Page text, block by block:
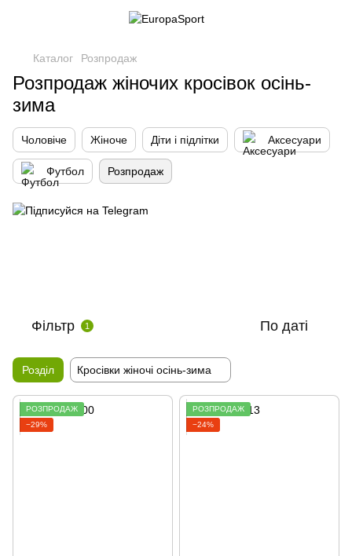
Каталог Розпродаж
Розпродаж жіночих кросівок осінь-
зима
Чоловіче Жіноче Діти і підлітки Аксесуари
Футбол Розпродаж
Фільтр 1 По даті
Розділ Кросівки жіночі осінь-зима
РОЗПРОДАЖ
−29%
РОЗПРОДАЖ
−24%